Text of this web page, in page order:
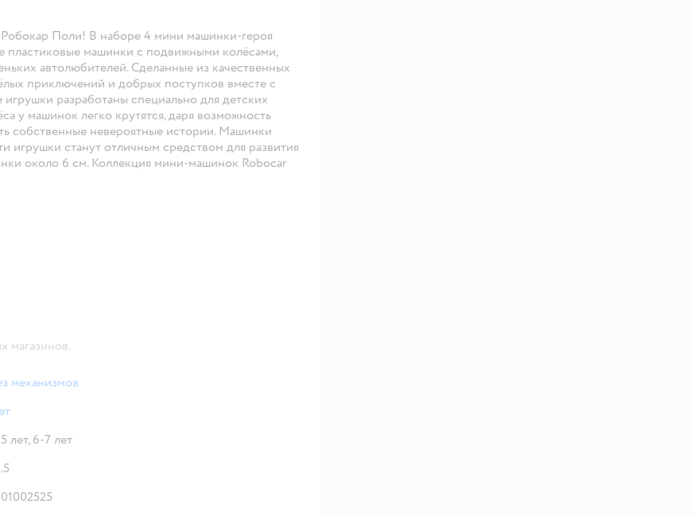
Робокар Поли! В наборе 4 мини машинки-героя
пластиковые машинки с подвижными колёсами,
автолюбителей. Сделанные из качественных
приключений и добрых поступков вместе с
разработаны специально для детских
у машинок легко крутятся, даря возможность
собственные невероятные истории. Машинки
игрушки станут отличным средством для развития
около 6 см. Коллекция мини-машинок Robocar
магазинов.
механизмов
лет, 6-7 лет